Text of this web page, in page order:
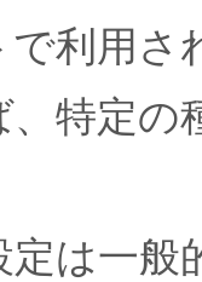
利用
特定の
定は一